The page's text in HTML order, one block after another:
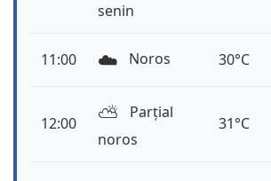
senin
11:00 ☁️ Noros 30°C
12:00 ⛅️
Parțial
noros
31°C